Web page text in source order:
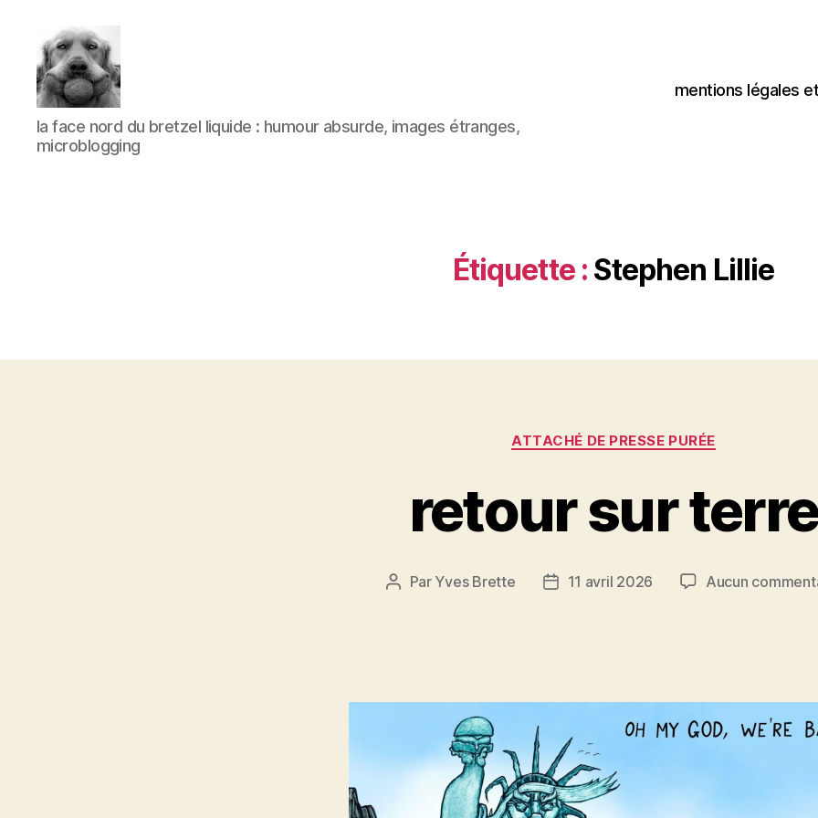
à
l'ombre
d'un
la face nord du bretzel liquide : humour absurde, images étranges,
microblogging
mentions légales
Étiquette : Stephen Lillie
Catégories
ATTACHÉ DE PRESSE PURÉE
retour sur terre
Auteur
Par Yves Brette
Date11 avril 2026 Aucun